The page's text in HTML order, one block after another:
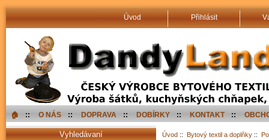
Úvod Přihlásit
🏠︎ :: O NÁS :: DOPRAVA :: DOBÍRKY :: KONTAKT ::
Úvod :: Bytový textil a doplňky ::
Vyhledávaní